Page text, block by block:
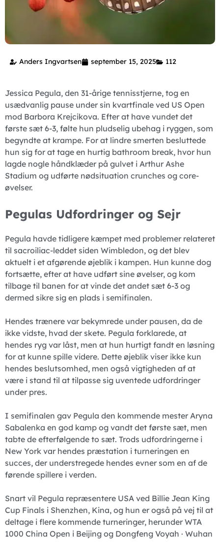
Anders Ingvartsen september 15, 2025 112
Jessica Pegula, den 31-årige tennisstjerne, tog en
usædvanlig pause under sin kvartfinale ved US Open
mod Barbora Krejcikova. Efter at have vundet det
første sæt 6-3, følte hun pludselig ubehag i ryggen, som
begyndte at krampe. For at lindre smerten besluttede
hun sig for at tage en hurtig bathroom break, hvor hun
lagde nogle håndklæder på gulvet i Arthur Ashe
Stadium og udførte nødsituation crunches og core-
øvelser.
Pegulas Udfordringer og Sejr
Pegula havde tidligere kæmpet med problemer relateret
til sacroiliac-leddet siden Wimbledon, og det blev
aktuelt i et afgørende øjeblik i kampen. Hun kunne dog
fortsætte, efter at have udført sine øvelser, og kom
tilbage til banen for at vinde det andet sæt 6-3 og
dermed sikre sig en plads i semifinalen.
Hendes trænere var bekymrede under pausen, da de
ikke vidste, hvad der skete. Pegula forklarede, at
hendes ryg var låst, men at hun hurtigt fandt en løsning
for at kunne spille videre. Dette øjeblik viser ikke kun
hendes beslutsomhed, men også vigtigheden af at
være i stand til at tilpasse sig uventede udfordringer
under pres.
I semifinalen gav Pegula den kommende mester Aryna
Sabalenka en god kamp og vandt det første sæt, men
tabte de efterfølgende to sæt. Trods udfordringerne i
New York var hendes præstation i turneringen en
succes, der understregede hendes evner som en af de
førende spillere i verden.
Snart vil Pegula repræsentere USA ved Billie Jean King
Cup Finals i Shenzhen, Kina, og hun er også på vej til at
deltage i flere kommende turneringer, herunder WTA
1000 China Open i Beijing og Dongfeng Voyah · Wuhan